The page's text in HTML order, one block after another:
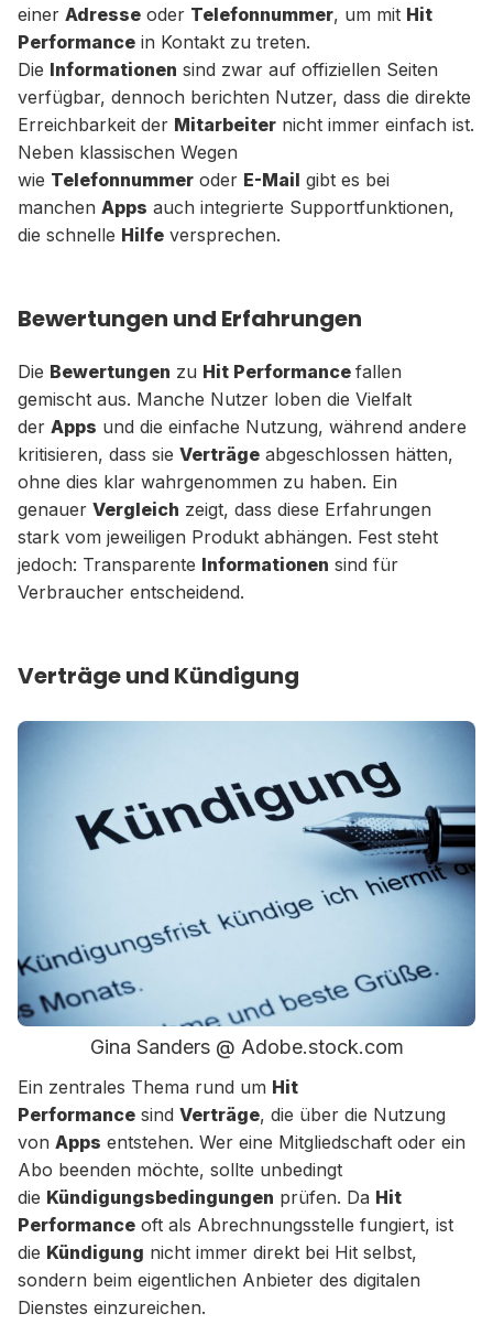
einer Adresse oder Telefonnummer, um mit Hit
Performance in Kontakt zu treten.
Die Informationen sind zwar auf offiziellen Seiten
verfügbar, dennoch berichten Nutzer, dass die direkte
Erreichbarkeit der Mitarbeiter nicht immer einfach ist.
Neben klassischen Wegen
wie Telefonnummer oder E-Mail gibt es bei
manchen Apps auch integrierte Supportfunktionen,
die schnelle Hilfe versprechen.
Bewertungen und Erfahrungen
Die Bewertungen zu Hit Performance fallen
gemischt aus. Manche Nutzer loben die Vielfalt
der Apps und die einfache Nutzung, während andere
kritisieren, dass sie Verträge abgeschlossen hätten,
ohne dies klar wahrgenommen zu haben. Ein
genauer Vergleich zeigt, dass diese Erfahrungen
stark vom jeweiligen Produkt abhängen. Fest steht
jedoch: Transparente Informationen sind für
Verbraucher entscheidend.
Verträge und Kündigung
Gina Sanders @ Adobe.stock.com
Ein zentrales Thema rund um Hit
Performance sind Verträge, die über die Nutzung
von Apps entstehen. Wer eine Mitgliedschaft oder ein
Abo beenden möchte, sollte unbedingt
die Kündigungsbedingungen prüfen. Da Hit
Performance oft als Abrechnungsstelle fungiert, ist
die Kündigung nicht immer direkt bei Hit selbst,
sondern beim eigentlichen Anbieter des digitalen
Dienstes einzureichen.